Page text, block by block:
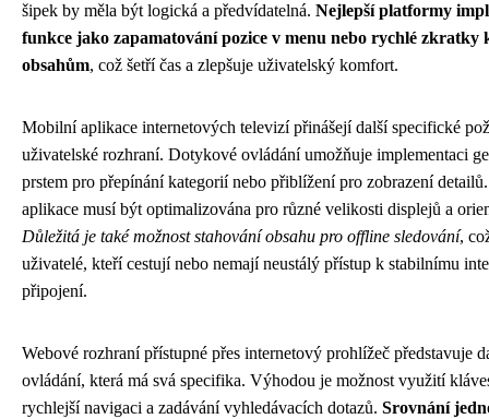
šipek by měla být logická a předvídatelná. Nejlepší platformy
funkce jako zapamatování pozice v menu nebo rychlé zkratky
obsahům, což šetří čas a zlepšuje uživatelský komfort.
Mobilní aplikace internetových televizí přinášejí další specifické
uživatelské rozhraní. Dotykové ovládání umožňuje implementaci
prstem pro přepínání kategorií nebo přiblížení pro zobrazení
aplikace musí být optimalizována pro různé velikosti displejů a
Důležitá je také možnost stahování obsahu pro offline sledování,
uživatelé, kteří cestují nebo nemají neustálý přístup k stabilnímu
připojení.
Webové rozhraní přístupné přes internetový prohlížeč představuje
ovládání, která má svá specifika. Výhodou je možnost využití
rychlejší navigaci a zadávání vyhledávacích dotazů. Srovnání